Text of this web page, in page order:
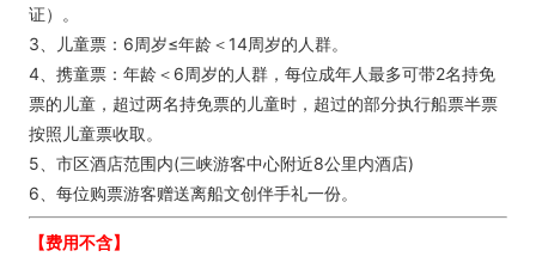
证）。
3、儿童票：6周岁≤年龄＜14周岁的人群。
4、携童票：年龄＜6周岁的人群，每位成年人最多可带2名持免
票的儿童，超过两名持免票的儿童时，超过的部分执行船票半票
按照儿童票收取。
5、市区酒店范围内(三峡游客中心附近8公里内酒店)
6、每位购票游客赠送离船文创伴手礼一份。
【费用不含】